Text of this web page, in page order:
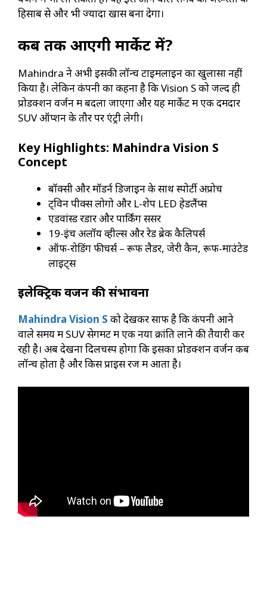
हिसाब से और भी ज्यादा खास बना देगा।
कब तक आएगी मार्केट में?
Mahindra ने अभी इसकी लॉन्च टाइमलाइन का खुलासा नहीं
किया है। लेकिन कंपनी का कहना है कि Vision S को जल्द ही
प्रोडक्शन वर्जन में बदला जाएगा और यह मार्केट में एक दमदार
SUV ऑप्शन के तौर पर एंट्री लेगी।
Key Highlights: Mahindra Vision S
Concept
बॉक्सी और मॉडर्न डिजाइन के साथ स्पोर्टी अप्रोच
ट्विन पीक्स लोगो और L-शेप LED हेडलैंप्स
एडवांस्ड रडार और पार्किंग सेंसर
19-इंच अलॉय व्हील्स और रेड ब्रेक कैलिपर्स
ऑफ-रोडिंग फीचर्स – रूफ लैडर, जेरी कैन, रूफ-माउंटेड
लाइट्स
इलेक्ट्रिक वर्जन की संभावना
Mahindra Vision S को देखकर साफ है कि कंपनी आने
वाले समय में SUV सेगमेंट में एक नया क्रांति लाने की तैयारी कर
रही है। अब देखना दिलचस्प होगा कि इसका प्रोडक्शन वर्जन कब
लॉन्च होता है और किस प्राइस रेंज में आता है।